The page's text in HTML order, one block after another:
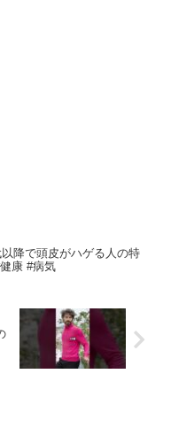
以降で頭皮がハゲる人の特
康 #病気